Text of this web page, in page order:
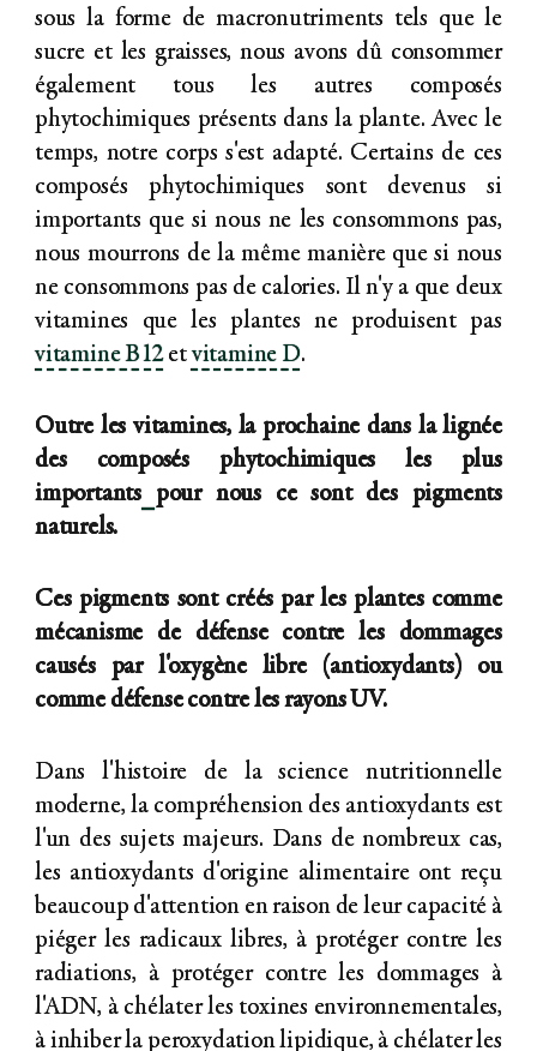
sous la forme de macronutriments tels que le
sucre et les graisses, nous avons dû consommer
également tous les autres composés
phytochimiques présents dans la plante. Avec le
temps, notre corps s'est adapté. Certains de ces
composés phytochimiques sont devenus si
importants que si nous ne les consommons pas,
nous mourrons de la même manière que si nous
ne consommons pas de calories. Il n'y a que deux
vitamines que les plantes ne produisent pas
vitamine B12etvitamine D.
Outre les vitamines, la prochaine dans la lignée
des composés phytochimiques les plus
importants
pour nous ce sont des pigments
naturels.
Ces pigments sont créés par les plantes comme
mécanisme de défense contre les dommages
causés par l'oxygène libre (antioxydants) ou
comme défense contre les rayons UV.
Dans l'histoire de la science nutritionnelle
moderne, la compréhension des antioxydants est
l'un des sujets majeurs. Dans de nombreux cas,
les antioxydants d'origine alimentaire ont reçu
beaucoup d'attention en raison de leur capacité à
piéger les radicaux libres, à protéger contre les
radiations, à protéger contre les dommages à
l'ADN, à chélater les toxines environnementales,
à inhiber la peroxydation lipidique, à chélater les